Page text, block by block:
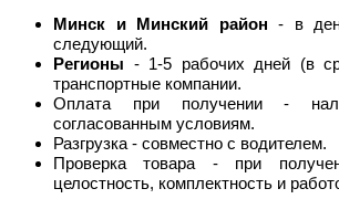
Минск и Минский район - в
следующий.
Регионы - 1-5 рабочих дней (в
транспортные компании.
Оплата при получении -
согласованным условиям.
Разгрузка - совместно с водителем.
Проверка товара - при
целостность, комплектность и